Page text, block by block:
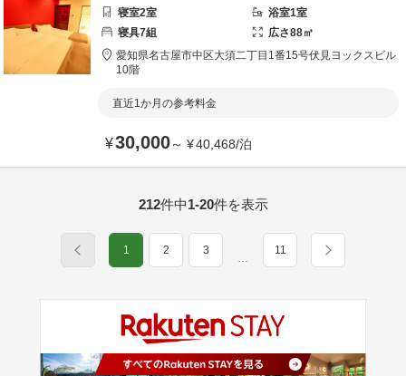
寝室2室 浴室1室
寝具7組 広さ88㎡
愛知県名古屋市中区大須二丁目1番15号伏見ヨックスビル
10階
直近1か月の参考料金
¥30,000～ ¥40,468/泊
212件中1-20件を表示
1 2 3
…
11